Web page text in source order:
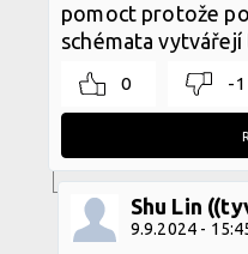
pomoct protože
schémata
0 -1
Shu Lin
9.9.2024 -